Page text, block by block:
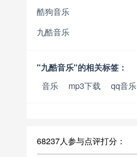
酷狗音乐
九酷音乐
"九酷音乐"的相关标签：
音乐
mp3下载 qq音乐
68237人参与点评打分：